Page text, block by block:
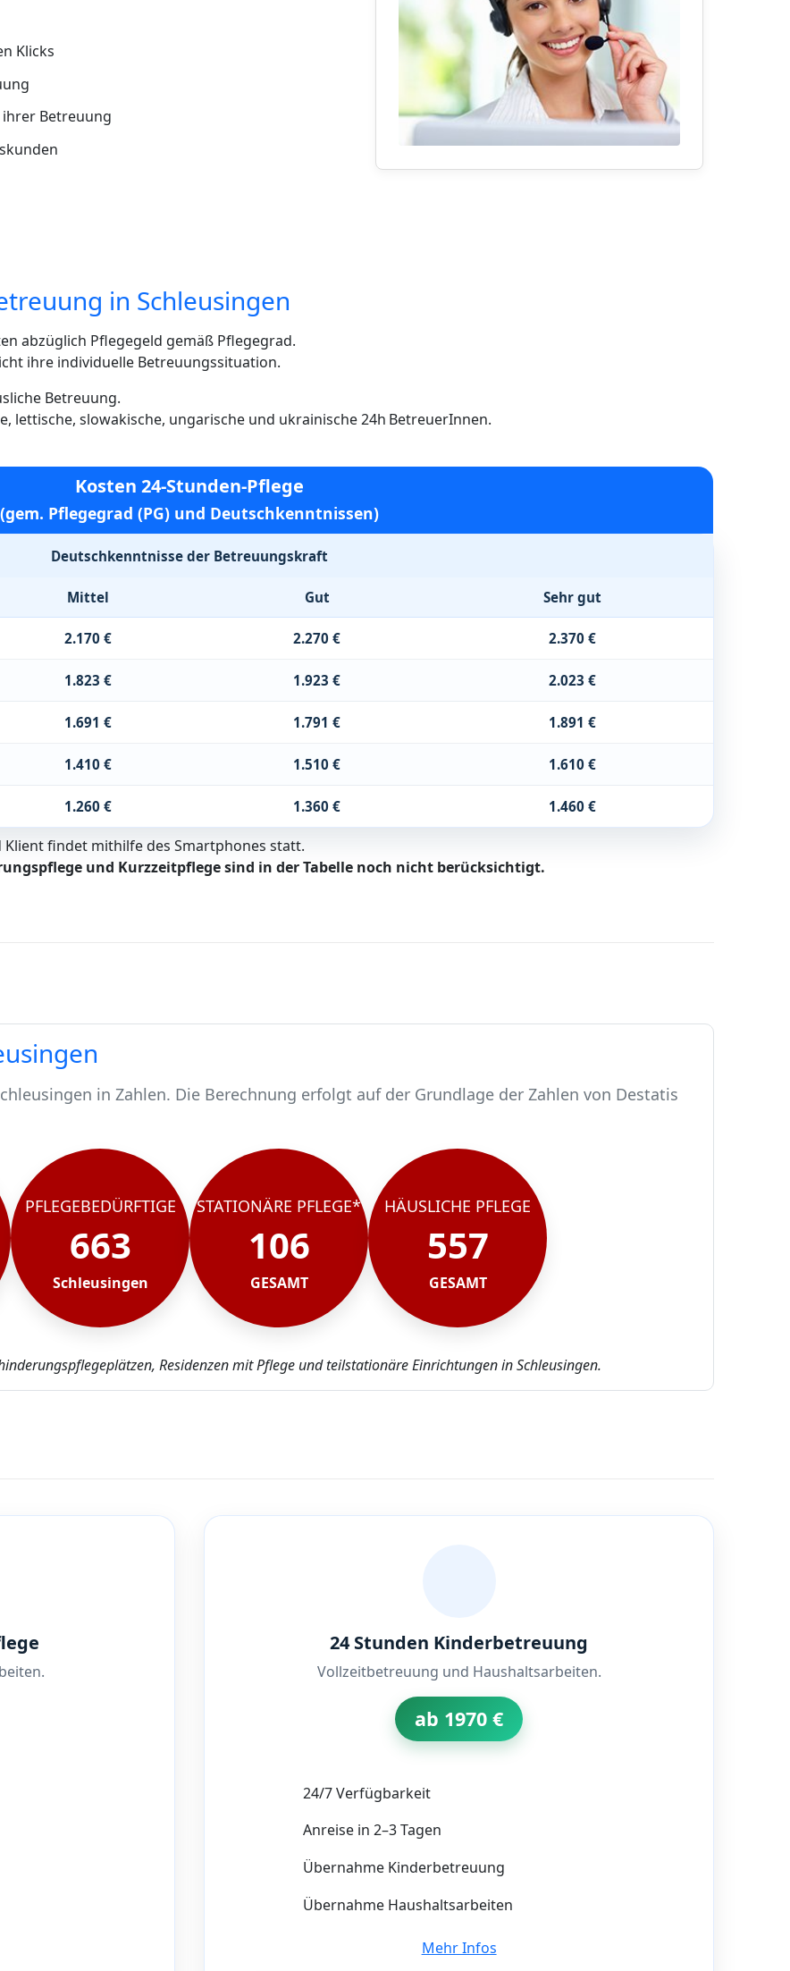
Klicks
Betreuung
in Schleusingen
abzüglich Pflegegeld gemäß Pflegegrad.
ihre individuelle Betreuungssituation.
Betreuung.
lettische, slowakische, ungarische und ukrainische 24h BetreuerInnen.
Kosten 24-Stunden-Pflege
(gem. Pflegegrad (PG) und Deutschkenntnissen)
Deutschkenntnisse der Betreuungskraft
Mittel Gut Sehr gut
2.170 € 2.270 € 2.370 €
1.823 € 1.923 € 2.023 €
1.691 € 1.791 € 1.891 €
1.410 € 1.510 € 1.610 €
1.260 € 1.360 € 1.460 €
findet mithilfe des Smartphones statt.
und Kurzzeitpflege sind in der Tabelle noch nicht berücksichtigt.
in Zahlen. Die Berechnung erfolgt auf der Grundlage der Zahlen von Destatis
pflegebedürftig.
werden stationär gepflegt*.
rund 557 werden häuslich gepflegt.
PFLEGEBEDÜRFTIGE
663
Schleusingen
STATIONÄRE PFLEGE*
106
GESAMT
HÄUSLICHE PFLEGE
557
GESAMT
Residenzen mit Pflege und teilstationäre Einrichtungen in Schleusingen.
24 Stunden Kinderbetreuung
Vollzeitbetreuung und Haushaltsarbeiten.
ab 1970 €
24/7 Verfügbarkeit
Anreise in 2–3 Tagen
Übernahme Kinderbetreuung
Übernahme Haushaltsarbeiten
Mehr Infos